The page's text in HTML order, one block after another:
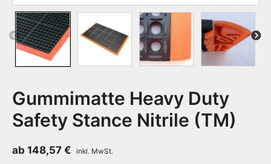
Previous Next
Gummimatte Heavy Duty
Safety Stance Nitrile (TM)
ab 148,57 €